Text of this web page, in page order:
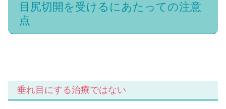
目尻切開を受けるにあたっての注意
点
垂れ目にする治療ではない